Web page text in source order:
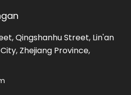
Qingshanhu Street, Lin'an
Zhejiang Province,